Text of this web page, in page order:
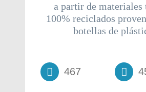
a partir de materiales
100% reciclados
botellas de
467